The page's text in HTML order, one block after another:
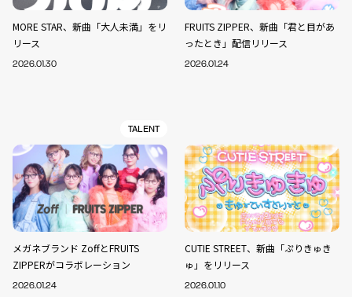
MORE STAR、新曲「大人未満」をリ
リース
2026.01.30
FRUITS ZIPPER、新曲「君と目があ
ったとき」配信リリース
2026.01.24
TALENT
メガネブランド ZoffとFRUITS
ZIPPERがコラボレーション
2026.01.24
CUTIE STREET、新曲「ぷりきゅき
ゅ」をリリース
2026.01.10